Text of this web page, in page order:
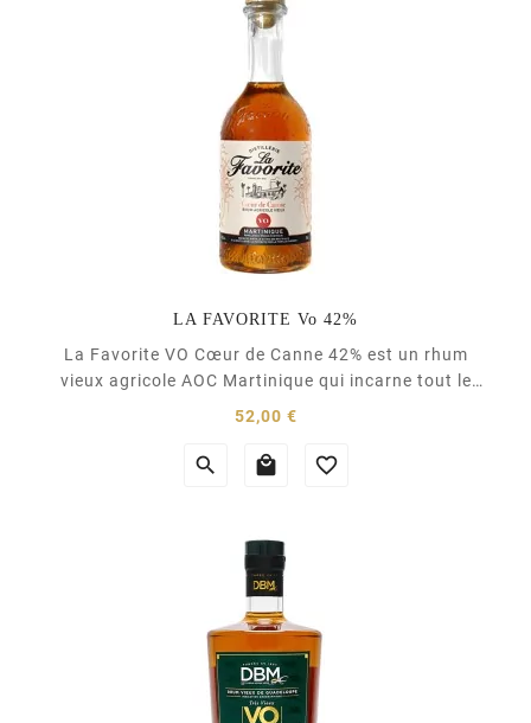
LA FAVORITE Vo 42%
La Favorite VO Cœur de Canne 42% est un rhum
vieux agricole AOC Martinique qui incarne tout le
savoir-faire artisanal de l’une des dernières
Élaborée à partir d’un assemblage de différents
52,00 €Prix
  